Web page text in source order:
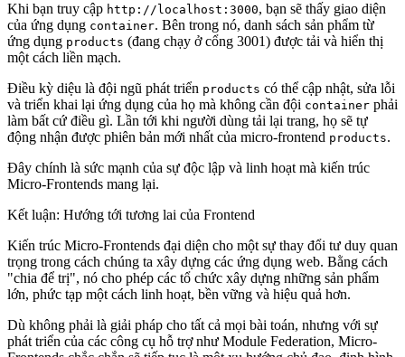
Khi bạn truy cập http://localhost:3000, bạn sẽ thấy giao diện
của ứng dụng container. Bên trong nó, danh sách sản phẩm từ
ứng dụng products (đang chạy ở cổng 3001) được tải và hiển thị
một cách liền mạch.
Điều kỳ diệu là đội ngũ phát triển products có thể cập nhật, sửa lỗi
và triển khai lại ứng dụng của họ mà không cần đội container phải
làm bất cứ điều gì. Lần tới khi người dùng tải lại trang, họ sẽ tự
động nhận được phiên bản mới nhất của micro-frontend products.
Đây chính là sức mạnh của sự độc lập và linh hoạt mà kiến trúc
Micro-Frontends mang lại.
Kết luận: Hướng tới tương lai của Frontend
Kiến trúc Micro-Frontends đại diện cho một sự thay đổi tư duy quan
trọng trong cách chúng ta xây dựng các ứng dụng web. Bằng cách
"chia để trị", nó cho phép các tổ chức xây dựng những sản phẩm
lớn, phức tạp một cách linh hoạt, bền vững và hiệu quả hơn.
Dù không phải là giải pháp cho tất cả mọi bài toán, nhưng với sự
phát triển của các công cụ hỗ trợ như Module Federation, Micro-